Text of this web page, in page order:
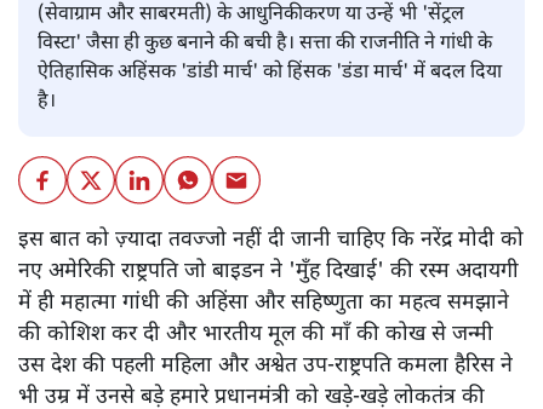
(सेवाग्राम और साबरमती) के आधुनिकीकरण या उन्हें भी 'सेंट्रल
विस्टा' जैसा ही कुछ बनाने की बची है। सत्ता की राजनीति ने गांधी के
ऐतिहासिक अहिंसक 'डांडी मार्च' को हिंसक 'डंडा मार्च' में बदल दिया
है।
इस बात को ज़्यादा तवज्जो नहीं दी जानी चाहिए कि नरेंद्र मोदी को
नए अमेरिकी राष्ट्रपति जो बाइडन ने 'मुँह दिखाई' की रस्म अदायगी
में ही महात्मा गांधी की अहिंसा और सहिष्णुता का महत्व समझाने
की कोशिश कर दी और भारतीय मूल की माँ की कोख से जन्मी
उस देश की पहली महिला और अश्वेत उप-राष्ट्रपति कमला हैरिस ने
भी उम्र में उनसे बड़े हमारे प्रधानमंत्री को खड़े-खड़े लोकतंत्र की